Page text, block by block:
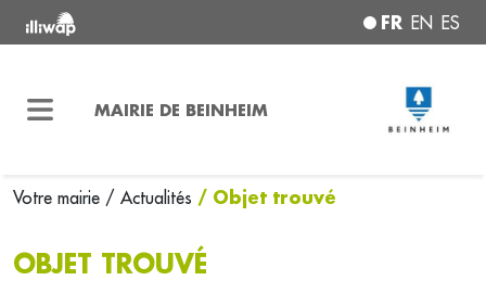
FR EN ES
MAIRIE DE BEINHEIM
Votre mairie / Actualités / Objet trouvé
OBJET TROUVÉ